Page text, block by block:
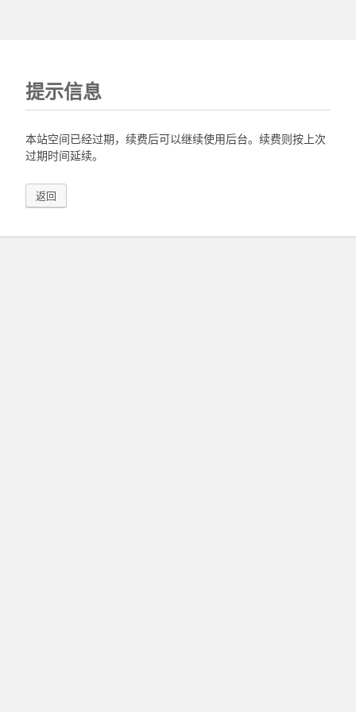
提示信息
本站空间已经过期，续费后可以继续使用后台。续费则按上次
过期时间延续。
返回